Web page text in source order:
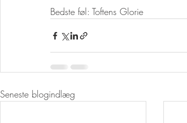
Bedste føl: Toftens Glorie
Seneste blogindlæg